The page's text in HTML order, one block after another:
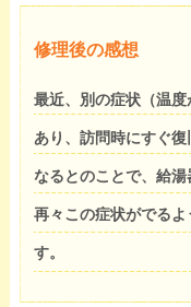
修理後の感想
最近、別の症状（温
あり、訪問時にすぐ
なるとのことで、給湯
再々この症状がでる
す。